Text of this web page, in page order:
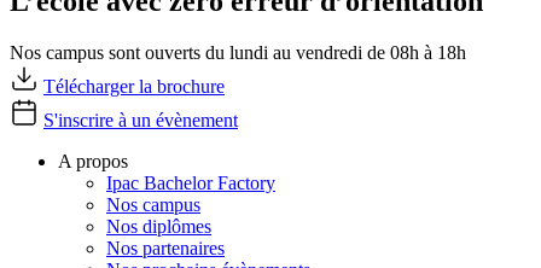
Nos campus sont ouverts du lundi au vendredi de 08h à 18h
Télécharger la brochure
S'inscrire à un évènement
A propos
Ipac Bachelor Factory
Nos campus
Nos diplômes
Nos partenaires